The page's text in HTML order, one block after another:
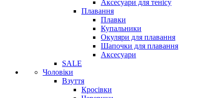
Аксесуари для тенісу
Плавання
Плавки
Купальники
Окуляри для плавання
Шапочки для плавання
Аксесуари
SALE
Чоловіки
Взуття
Кросівки